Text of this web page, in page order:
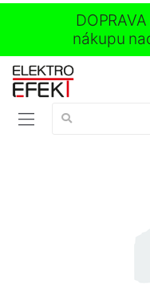
nákupu
Vyhledávání: